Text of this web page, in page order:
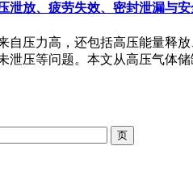
泄放、疲劳失效、密封泄漏与
自压力高，还包括高压能量释
泄压等问题。本文从高压气体